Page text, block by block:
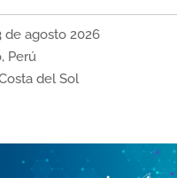
de agosto 2026
Perú
del Sol